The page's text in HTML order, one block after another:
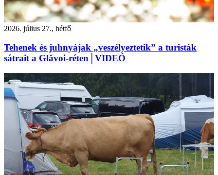
2026. július 27., hétfő
Tehenek és juhnyájak „veszélyeztetik” a turisták
sátrait a Glăvoi-réten│VIDEÓ